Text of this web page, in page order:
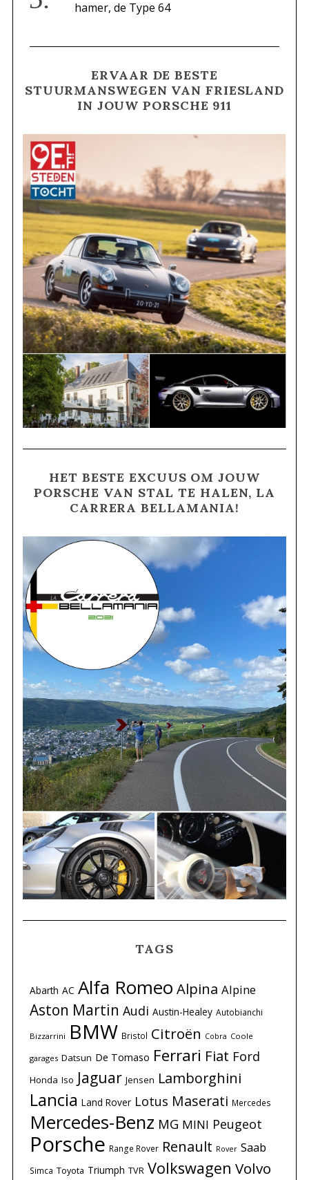
hamer, de Type 64
ERVAAR DE BESTE
STUURMANSWEGEN VAN FRIESLAND
IN JOUW PORSCHE 911
HET BESTE EXCUUS OM JOUW
PORSCHE VAN STAL TE HALEN, LA
CARRERA BELLAMANIA!
TAGS
Abarth AC Alfa Romeo Alpina Alpine
Aston Martin Audi Austin-Healey Autobianchi
Bizzarrini BMW Bristol Citroën Cobra Coole
garages Datsun De Tomaso Ferrari Fiat Ford
Honda Iso Jaguar Jensen Lamborghini
Lancia Land Rover Lotus Maserati Mercedes
Mercedes-Benz MG MINI Peugeot
Porsche Range Rover Renault Rover Saab
Simca Toyota Triumph TVR Volkswagen Volvo